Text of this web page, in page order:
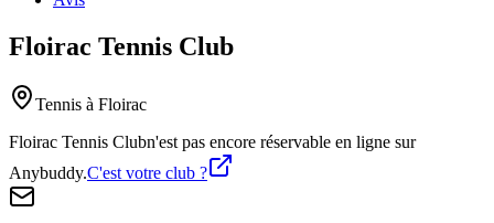
Floirac Tennis Club
Tennis à Floirac
Floirac Tennis Clubn'est pas encore réservable en ligne sur
Anybuddy.C'est votre club ?